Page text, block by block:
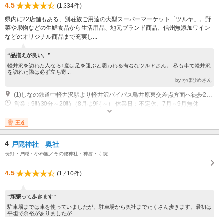
4.5
(1,334件)
県内に22店舗もある、別荘族ご用達の大型スーパーマーケット「ツルヤ」。野
菜や果物などの生鮮食品から生活用品、地元ブランド商品、信州無添加ワイン
などのオリジナル商品まで充実し...
“品揃えが良い。”
軽井沢を訪れた人なら1度は足を運ぶと思われる有名なツルヤさん。 私も車で軽井沢
を訪れた際は必ず立ち寄...
by かぼひめさん
(1)しなの鉄道中軽井沢駅より軽井沢バイパス鳥井原東交差点方面へ徒歩20分
営業：9時30分～20時（8月は9時～） 休業日：不定休、7月～9月無休
王道
4 戸隠神社 奥社
長野・戸隠・小布施／その他神社・神宮・寺院
4.5 (1,410件)
“頑張って歩きます”
駐車場までは車を使っていましたが、駐車場から奥社までたくさん歩きます。最初は
平坦で余裕がありましたが...